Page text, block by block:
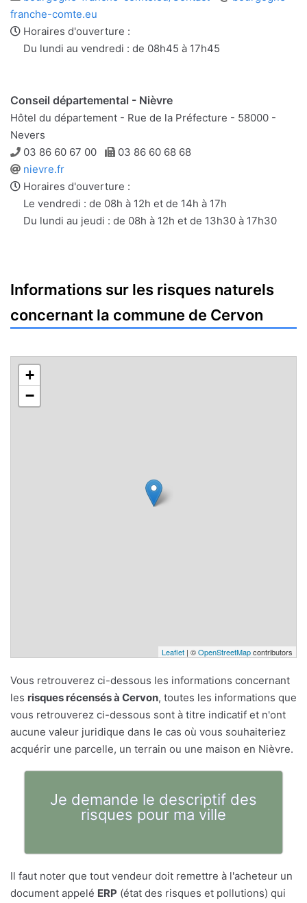
e-
mail
franche-comte.eu
Horaires d'ouverture :
Du lundi au vendredi : de 08h45 à 17h45
Conseil départemental - Nièvre
Hôtel du département - Rue de la Préfecture - 58000 -
Nevers
Téléphone
03 86 60 67 00 Télécopie
03 86 60 68 68
Site
web
nievre.fr
Horaires d'ouverture :
Le vendredi : de 08h à 12h et de 14h à 17h
Du lundi au jeudi : de 08h à 12h et de 13h30 à 17h30
Informations sur les risques naturels
concernant la commune de Cervon
+
−
Leaflet | ©OpenStreetMapcontributors
Vous retrouverez ci-dessous les informations concernant
les risques récensés à Cervon, toutes les informations que
vous retrouverez ci-dessous sont à titre indicatif et n'ont
aucune valeur juridique dans le cas où vous souhaiteriez
acquérir une parcelle, un terrain ou une maison en Nièvre.
Je demande le descriptif des
risques pour ma ville
Il faut noter que tout vendeur doit remettre à l'acheteur un
document appelé ERP (état des risques et pollutions) qui